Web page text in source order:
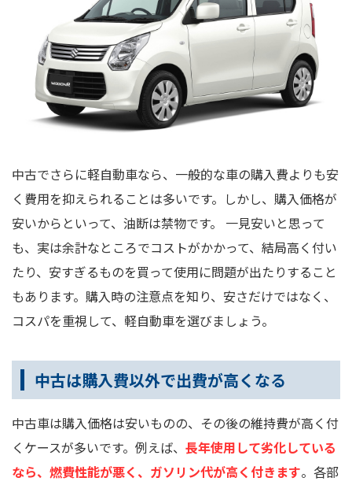
中古でさらに軽自動車なら、一般的な車の購入費よりも安
く費用を抑えられることは多いです。しかし、購入価格が
安いからといって、油断は禁物です。 一見安いと思って
も、実は余計なところでコストがかかって、結局高く付い
たり、安すぎるものを買って使用に問題が出たりすること
もあります。購入時の注意点を知り、安さだけではなく、
コスパを重視して、軽自動車を選びましょう。
中古は購入費以外で出費が高くなる
中古車は購入価格は安いものの、その後の維持費が高く付
くケースが多いです。例えば、 長年使用して劣化している
なら、燃費性能が悪く、ガソリン代が高く付きます。各部